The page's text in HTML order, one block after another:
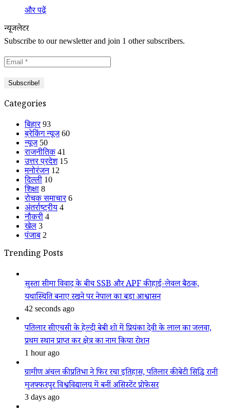
और पढ़ें
न्यूजलेटर
Subscribe to our newsletter and join 1 other subscribers.
Categories
बिहार 93
ब्रेकिंग न्यूज 60
न्यूज 50
राजनीतिक 41
उत्तर प्रदेश 15
मनोरंजन 12
दिल्ली 10
शिक्षा 8
रोचक समाचार 6
अंतर्राष्ट्रीय 4
नौकरी 4
खेल 3
पंजाब 2
Trending Posts
सुस्ता सीमा विवाद के बीच SSB और APF की हाई-लेवल बैठक,
यथास्थिति बनाए रखने पर नेपाल का बड़ा आश्वासन
42 seconds ago
पतिलार सीएचसी के हेल्दी बेबी शो में प्रियंका देवी के लाल का जलवा,
प्रथम स्थान प्राप्त कर क्षेत्र का नाम किया रोशन
1 hour ago
ग्रामीण अंचल की प्रतिभा ने फिर रचा इतिहास, पतिलार की बेटी सिद्धि रानी
मुजफ्फरपुर विश्वविद्यालय में बनीं असिस्टेंट प्रोफेसर
3 days ago